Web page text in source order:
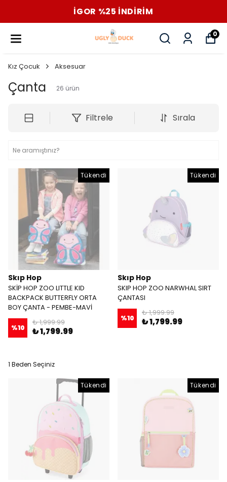
İGOR %25 İNDİRİM
0
Kız Çocuk Aksesuar
Çanta 26 ürün
Filtrele Sırala
Tükendi
Skıp Hop
SKİP HOP ZOO LITTLE KID
BACKPACK BUTTERFLY ORTA
BOY ÇANTA - PEMBE-MAVİ
%10
₺ 1,999.99
₺ 1,799.99
1 Beden Seçiniz
Tükendi
Skıp Hop
SKIP HOP ZOO NARWHAL SIRT
ÇANTASI
%10
₺ 1,999.99
₺ 1,799.99
Tükendi Tükendi